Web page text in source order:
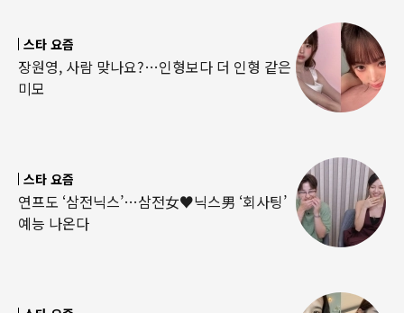
스타 요즘
장원영, 사람 맞나요?…인형보다 더 인형 같은
미모
스타 요즘
연프도 ‘삼전닉스’…삼전女♥닉스男 ‘회사팅’
예능 나온다